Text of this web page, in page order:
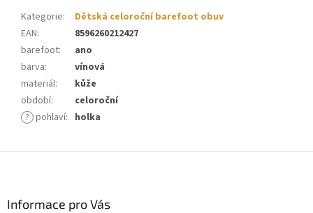
Kategorie:
Dětská celoroční barefoot obuv
EAN:
8596260212427
barefoot:
ano
barva:
vínová
materiál:
kůže
období:
celoroční
? pohlaví: holka
Informace pro Vás